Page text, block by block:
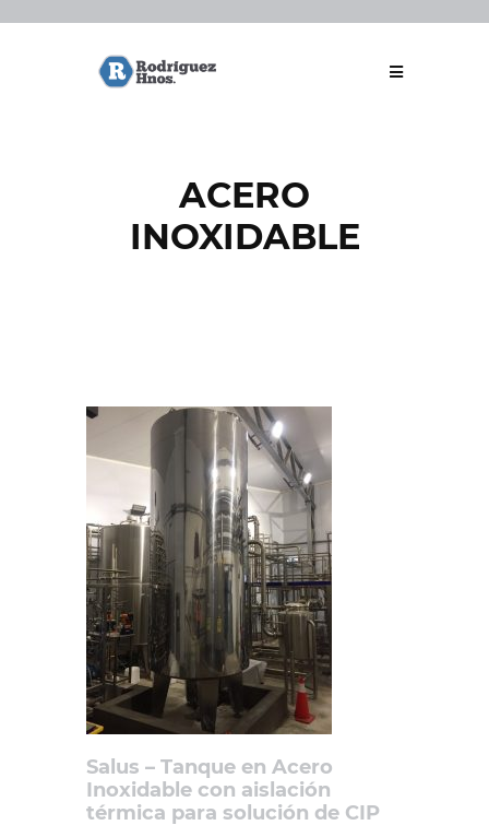
ACERO
INOXIDABLE
Salus – Tanque en Acero
Inoxidable con aislación
térmica para solución de CIP